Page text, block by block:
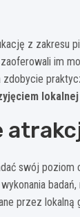
z zakresu
im
swój poziom
przez lokalną